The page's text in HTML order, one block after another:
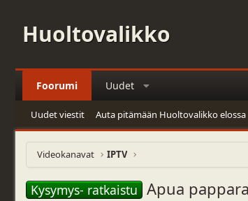
Huoltovalikko
Foorumi Uudet
Uudet viestit Auta pitämään Huoltovalikko elossa
Videokanavat IPTV
Kysymys- ratkaistu Apua